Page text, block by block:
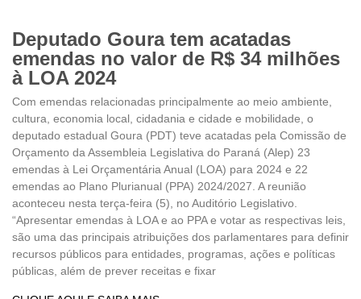
Deputado Goura tem acatadas
emendas no valor de R$ 34 milhões
à LOA 2024
Com emendas relacionadas principalmente ao meio ambiente,
cultura, economia local, cidadania e cidade e mobilidade, o
deputado estadual Goura (PDT) teve acatadas pela Comissão de
Orçamento da Assembleia Legislativa do Paraná (Alep) 23
emendas à Lei Orçamentária Anual (LOA) para 2024 e 22
emendas ao Plano Plurianual (PPA) 2024/2027. A reunião
aconteceu nesta terça-feira (5), no Auditório Legislativo.
“Apresentar emendas à LOA e ao PPA e votar as respectivas leis,
são uma das principais atribuições dos parlamentares para definir
recursos públicos para entidades, programas, ações e políticas
públicas, além de prever receitas e fixar